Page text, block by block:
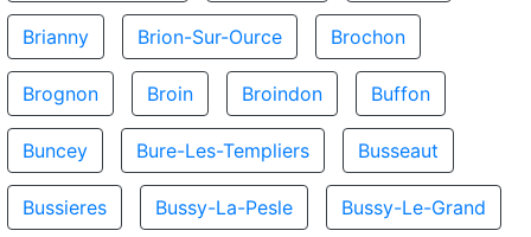
Brianny Brion-Sur-Ource Brochon
Brognon Broin Broindon Buffon
Buncey Bure-Les-Templiers Busseaut
Bussieres Bussy-La-Pesle Bussy-Le-Grand